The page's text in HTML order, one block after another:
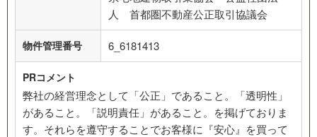
人 首都圏不動産公正取引協議会
物件管理番号 6_6181413
PRコメント
弊社の経営理念として「公正」であること。「透明性」
があること。「説明責任」があること。を掲げておりま
す。それらを遵守することでお客様に『安心』を買って